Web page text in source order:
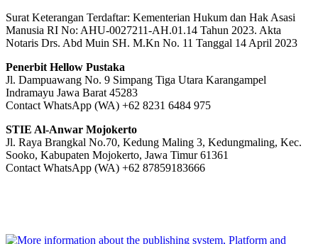
Surat Keterangan Terdaftar: Kementerian Hukum dan Hak Asasi
Manusia RI No: AHU-0027211-AH.01.14 Tahun 2023. Akta
Notaris Drs. Abd Muin SH. M.Kn No. 11 Tanggal 14 April 2023
Penerbit Hellow Pustaka
Jl. Dampuawang No. 9 Simpang Tiga Utara Karangampel
Indramayu Jawa Barat 45283
Contact WhatsApp (WA) +62 8231 6484 975
STIE Al-Anwar Mojokerto
Jl. Raya Brangkal No.70, Kedung Maling 3, Kedungmaling, Kec.
Sooko, Kabupaten Mojokerto, Jawa Timur 61361
Contact WhatsApp (WA) +62 87859183666